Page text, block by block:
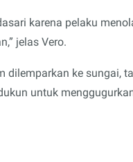
karena pelaku
jelas Vero.
dilemparkan ke sungai,
untuk